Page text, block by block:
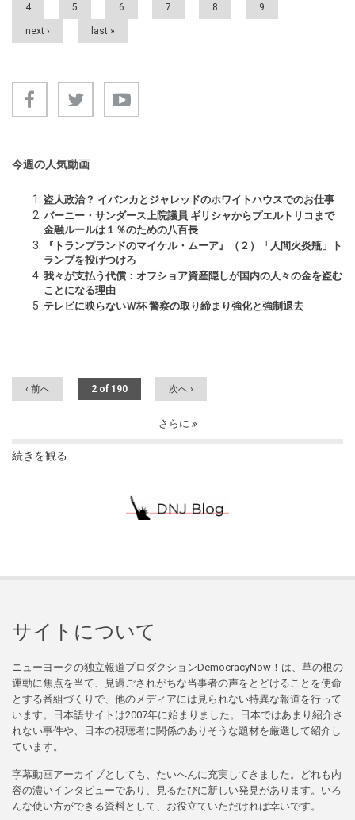
4 5 6 7 8 9
next › last »
今週の人気動画
盗人政治？ イバンカとジャレッドのホワイトハウスでのお仕事
バーニー・サンダース上院議員 ギリシャからプエルトリコまで
金融ルールは１％のための八百長
『トランプランドのマイケル・ムーア』（２）「人間火炎瓶」ト
ランプを投げつけろ
我々が支払う代償：オフショア資産隠しが国内の人々の金を盗む
ことになる理由
テレビに映らないＷ杯 警察の取り締まり強化と強制退去
‹ 前へ 2 of 190 次へ ›
さらに
続きを観る
サイトについて
ニューヨークの独立報道プロダクションDemocracyNow！は、草の根の
運動に焦点を当て、見過ごされがちな当事者の声をとどけることを使命
とする番組づくりで、他のメディアには見られない特異な報道を行って
います。日本語サイトは2007年に始まりました。日本ではあまり紹介さ
れない事件や、日本の視聴者に関係のありそうな題材を厳選して紹介し
ています。
字幕動画アーカイブとしても、たいへんに充実してきました。どれも内
容の濃いインタビューであり、見るたびに新しい発見があります。いろ
んな使い方ができる資料として、お役立ていただければ幸いです。